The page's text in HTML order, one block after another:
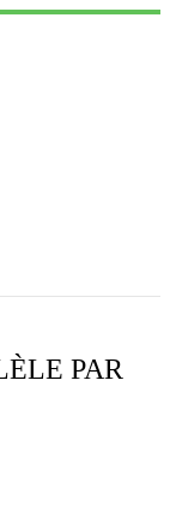
PAR